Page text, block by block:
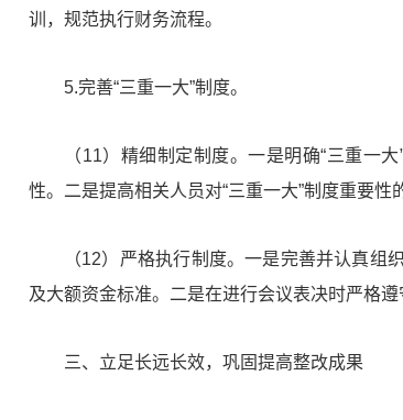
训，规范执行财务流程。
5.完善“三重一大”制度。
（11）精细制定制度。一是明确“三重一
性。二是提高相关人员对“三重一大”制度重要性
（12）严格执行制度。一是完善并认真组
及大额资金标准。二是在进行会议表决时严格遵
三、立足长远长效，巩固提高整改成果